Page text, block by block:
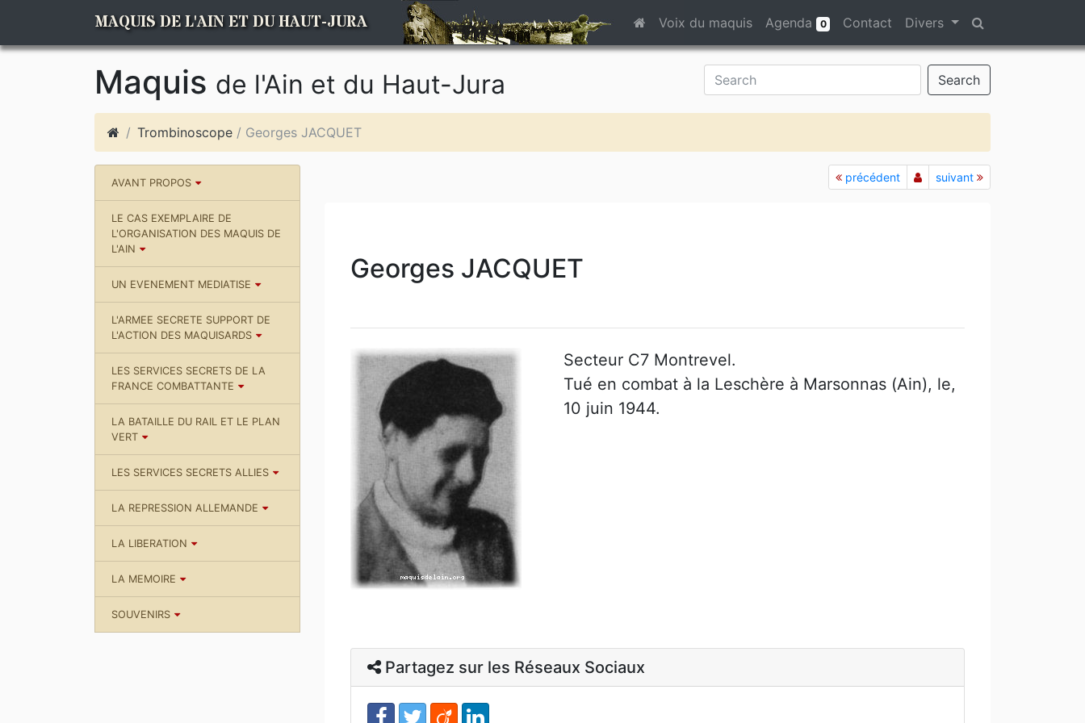
MAQUIS DE L'AIN ET DU HAUT-JURA Voix du maquis Agenda 0 Contact Divers
Search
Maquis de l'Ain et du Haut-Jura
Trombinoscope / Georges JACQUET
AVANT PROPOS
LE CAS EXEMPLAIRE DE
L'ORGANISATION DES MAQUIS DE
L'AIN
UN EVENEMENT MEDIATISE
L'ARMEE SECRETE SUPPORT DE
L'ACTION DES MAQUISARDS
LES SERVICES SECRETS DE LA
FRANCE COMBATTANTE
LA BATAILLE DU RAIL ET LE PLAN
VERT
LES SERVICES SECRETS ALLIES
LA REPRESSION ALLEMANDE
LA LIBERATION
LA MEMOIRE
SOUVENIRS
précédent suivant
Georges JACQUET
Secteur C7 Montrevel.
Tué en combat à la Leschère à Marsonnas (Ain), le,
10 juin 1944.
Partagez sur les Réseaux Sociaux